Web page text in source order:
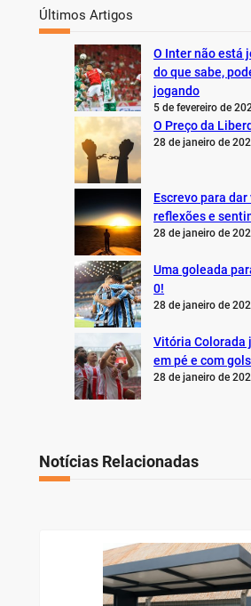
Últimos Artigos
O Inter não está
do que sabe,
jogando
5 de fevereiro de
O Preço da
28 de janeiro de
Escrevo para
reflexões e
28 de janeiro de
Uma goleada
0!
28 de janeiro de
Vitória Colorada
em pé e com
28 de janeiro de
Notícias Relacionadas